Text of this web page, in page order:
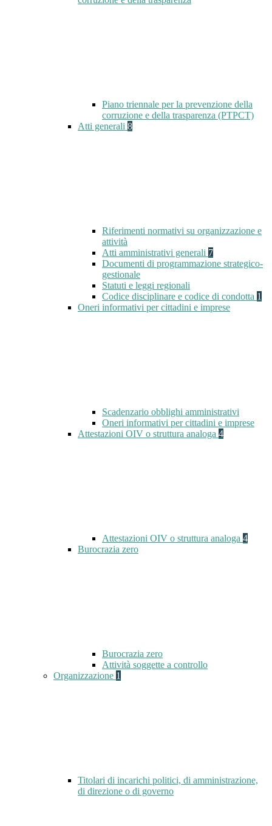
Piano triennale per la prevenzione della
corruzione e della trasparenza (PTPCT)
Atti generali 8
Riferimenti normativi su organizzazione e
attività
Atti amministrativi generali 7
Documenti di programmazione strategico-
gestionale
Statuti e leggi regionali
Codice disciplinare e codice di condotta 1
Oneri informativi per cittadini e imprese
Scadenzario obblighi amministrativi
Oneri informativi per cittadini e imprese
Attestazioni OIV o struttura analoga 4
Attestazioni OIV o struttura analoga 4
Burocrazia zero
Burocrazia zero
Attività soggette a controllo
Organizzazione 1
Titolari di incarichi politici, di amministrazione,
di direzione o di governo